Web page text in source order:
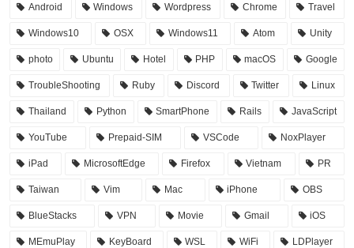
Android Windows Wordpress Chrome Travel
Windows10 OSX Windows11 Atom Unity
photo Ubuntu Hotel PHP macOS Google
TroubleShooting Ruby Discord Twitter Linux
Thailand Python SmartPhone Rails JavaScript
YouTube Prepaid-SIM VSCode NoxPlayer
iPad MicrosoftEdge Firefox Vietnam PR
Taiwan Vim Mac iPhone OBS
BlueStacks VPN Movie Gmail iOS
MEmuPlay KeyBoard WSL WiFi LDPlayer